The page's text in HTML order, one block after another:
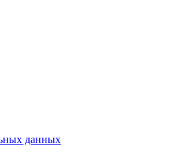
данных